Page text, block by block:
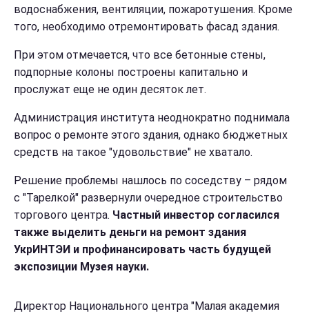
водоснабжения, вентиляции, пожаротушения. Кроме
того, необходимо отремонтировать фасад здания.
При этом отмечается, что все бетонные стены,
подпорные колоны построены капитально и
прослужат еще не один десяток лет.
Администрация института неоднократно поднимала
вопрос о ремонте этого здания, однако бюджетных
средств на такое "удовольствие" не хватало.
Решение проблемы нашлось по соседству – рядом
с "Тарелкой" развернули очередное строительство
торгового центра. Частный инвестор согласился
также выделить деньги на ремонт здания
УкрИНТЭИ и профинансировать часть будущей
экспозиции Музея науки.
Директор Национального центра "Малая академия